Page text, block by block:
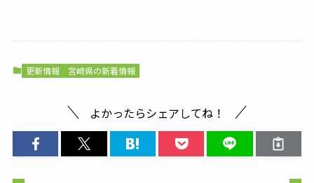
更新情報 宮崎県の新着情報
よかったらシェアしてね！